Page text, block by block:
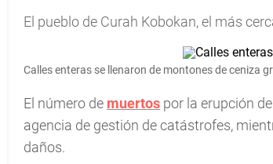
El pueblo de Curah Kobokan, el más
Calles enteras se llenaron de montones de ceniza
El número de muertos por la erupción del
agencia de gestión de catástrofes,
daños.